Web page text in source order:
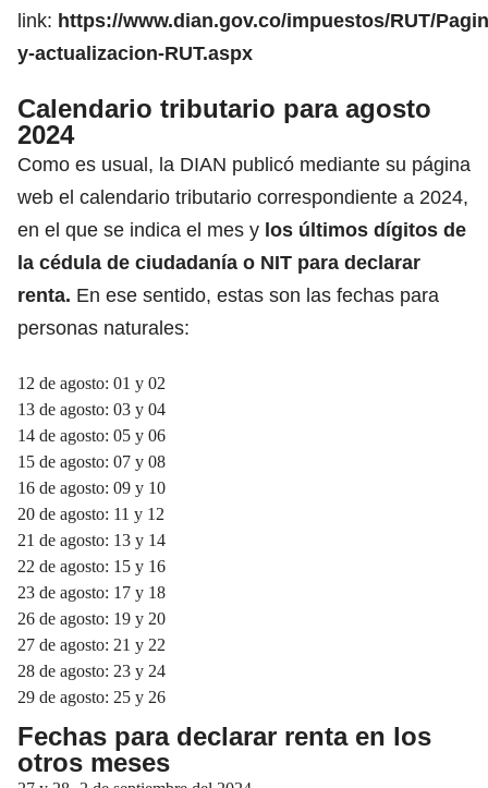
link: https://www.dian.gov.co/impuestos/RUT/
y-actualizacion-RUT.aspx
Calendario tributario para agosto
2024
Como es usual, la DIAN publicó mediante su página
web el calendario tributario correspondiente a 2024,
en el que se indica el mes y los últimos dígitos de
la cédula de ciudadanía o NIT para declarar
renta. En ese sentido, estas son las fechas para
personas naturales:
12 de agosto: 01 y 02
13 de agosto: 03 y 04
14 de agosto: 05 y 06
15 de agosto: 07 y 08
16 de agosto: 09 y 10
20 de agosto: 11 y 12
21 de agosto: 13 y 14
22 de agosto: 15 y 16
23 de agosto: 17 y 18
26 de agosto: 19 y 20
27 de agosto: 21 y 22
28 de agosto: 23 y 24
29 de agosto: 25 y 26
Fechas para declarar renta en los
otros meses